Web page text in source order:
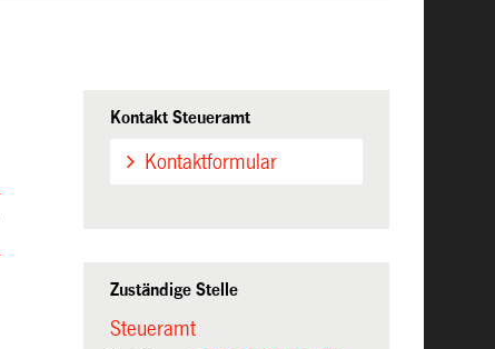
Kontakt Steueramt
Kontaktformular
Zuständige Stelle
Steueramt